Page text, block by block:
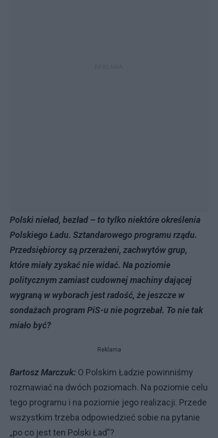
Polski nieład, bezład – to tylko niektóre określenia
Polskiego Ładu. Sztandarowego programu rządu.
Przedsiębiorcy są przerażeni, zachwytów grup,
które miały zyskać nie widać. Na poziomie
politycznym zamiast cudownej machiny dającej
wygraną w wyborach jest radość, że jeszcze w
sondażach program PiS-u nie pogrzebał. To nie tak
miało być?
Reklama
Bartosz Marczuk: O Polskim Ładzie powinniśmy
rozmawiać na dwóch poziomach. Na poziomie celu
tego programu i na poziomie jego realizacji. Przede
wszystkim trzeba odpowiedzieć sobie na pytanie
„po co jest ten Polski Ład”?